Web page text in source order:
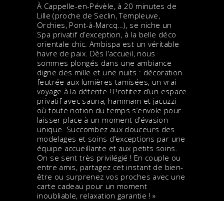
À Cappelle-en-Pévèle, à 20 minutes de
Lille (proche de Seclin, Templeuve,
Orchies, Pont-à-Marcq…), se niche un
Spa privatif d’exception, à la belle déco
orientale chic. Ambispa est un véritable
havre de paix. Dès l’accueil, nous
sommes plongés dans une ambiance
digne des mille et une nuits : décoration
feutrée aux lumières tamisées, un vrai
voyage à la détente ! Profitez d’un espace
privatif avec sauna, hammam et jacuzzi
où toute notion du temps s’envole pour
laisser place à un moment d’évasion
unique. Succombez aux douceurs des
modelages et soins d’exceptions par une
équipe accueillante et aux petits soins.
On se sent très privilégié ! En couple ou
entre amis, partagez cet instant de bien-
être ou surprenez vos proches avec une
carte cadeau pour un moment
inoubliable, relaxation garantie ! »